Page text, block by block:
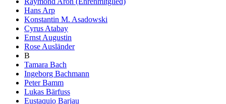
Hans Arp
Konstantin M. Asadowski
Cyrus Atabay
Ernst Augustin
Rose Ausländer
B
Tamara Bach
Ingeborg Bachmann
Peter Bamm
Lukas Bärfuss
Eustaquio Barjau